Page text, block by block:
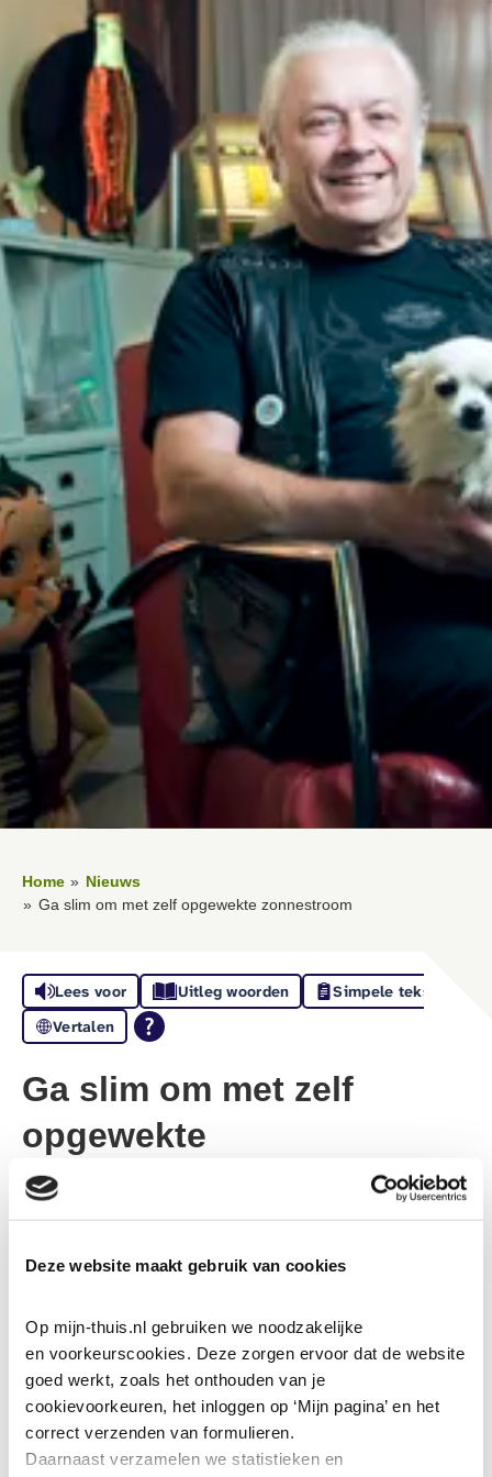
Deze website maakt gebruik van cookies
Op mijn-thuis.nl gebruiken we noodzakelijke
en voorkeurscookies. Deze zorgen ervoor dat de website
goed werkt, zoals het onthouden van je
cookievoorkeuren, het inloggen op ‘Mijn pagina’ en het
correct verzenden van formulieren.
Daarnaast verzamelen we statistieken en
Home
Nieuws
Ga slim om met zelf opgewekte zonnestroom
Lees voor Uitleg woorden
Simpele tekst
Vertalen
Ga slim om met zelf
opgewekte
zonnestroom
zonnepanelen op het dak. En dat is fijn, want als de
zon schijnt wek je jouw eigen stroom op. En als je
stroom teruglevert aan de energieleverancier wordt
dat verrekend met de stroom die je verbruikt. Dat heet
salderen.